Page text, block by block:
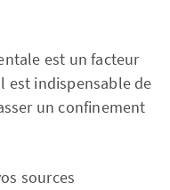
est un facteur
est indispensable de
un confinement
sources